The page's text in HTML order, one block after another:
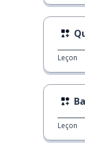
Leçon
Leçon